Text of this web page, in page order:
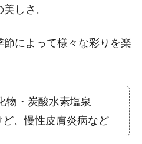
しさ。
節によって様々な彩りを楽
物・炭酸水素塩泉
、慢性皮膚炎病など